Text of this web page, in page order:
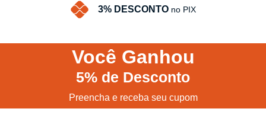
3% DESCONTO no PIX
Você Ganhou
5% de Desconto
Preencha e receba seu cupom